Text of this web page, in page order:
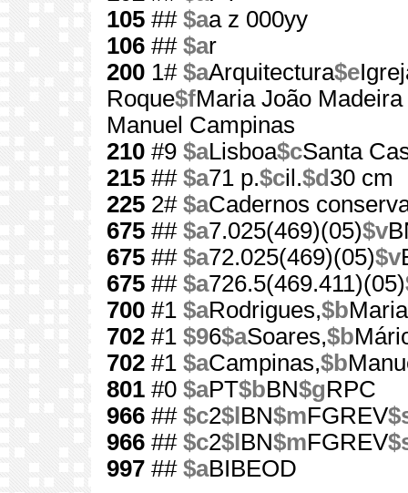
105 ## $aa z 000yy
106 ## $ar
200 1# $aArquitectura$e
Roque$fMaria João
Manuel Campinas
210 #9 $aLisboa$cSanta
215 ## $a71 p.$cil.$d 30 cm
225 2# $aCadernos
675 ## $a7.025(469)(05)$v
675 ## $a72.025(469)(05)$v
675 ## $a726.5(469.411)(05)
700 #1 $aRodrigues,$b
702 #1 $96$aSoares,$b
702 #1 $aCampinas,$b
801 #0 $aPT$bBN$gRPC
966 ## $c2$l BN$mFGREV
966 ## $c2$l BN$mFGREV
997 ## $aBIBEOD